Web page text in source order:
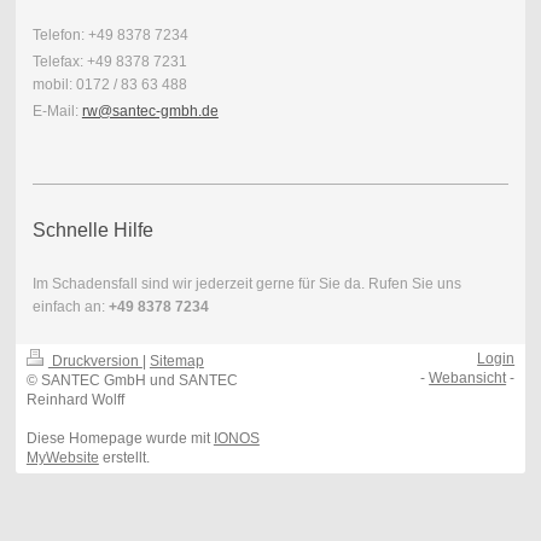
Telefon: +49 8378 7234
Telefax: +49 8378 7231
mobil: 0172 / 83 63 488
E-Mail: rw@santec-gmbh.de
Schnelle Hilfe
Im Schadensfall sind wir jederzeit gerne für Sie da. Rufen Sie uns
einfach an: +49 8378 7234
Druckversion
Sitemap
© SANTEC GmbH und SANTEC
Reinhard Wolff
Diese Homepage wurde mit IONOS
MyWebsite erstellt.
Login
-Webansicht-